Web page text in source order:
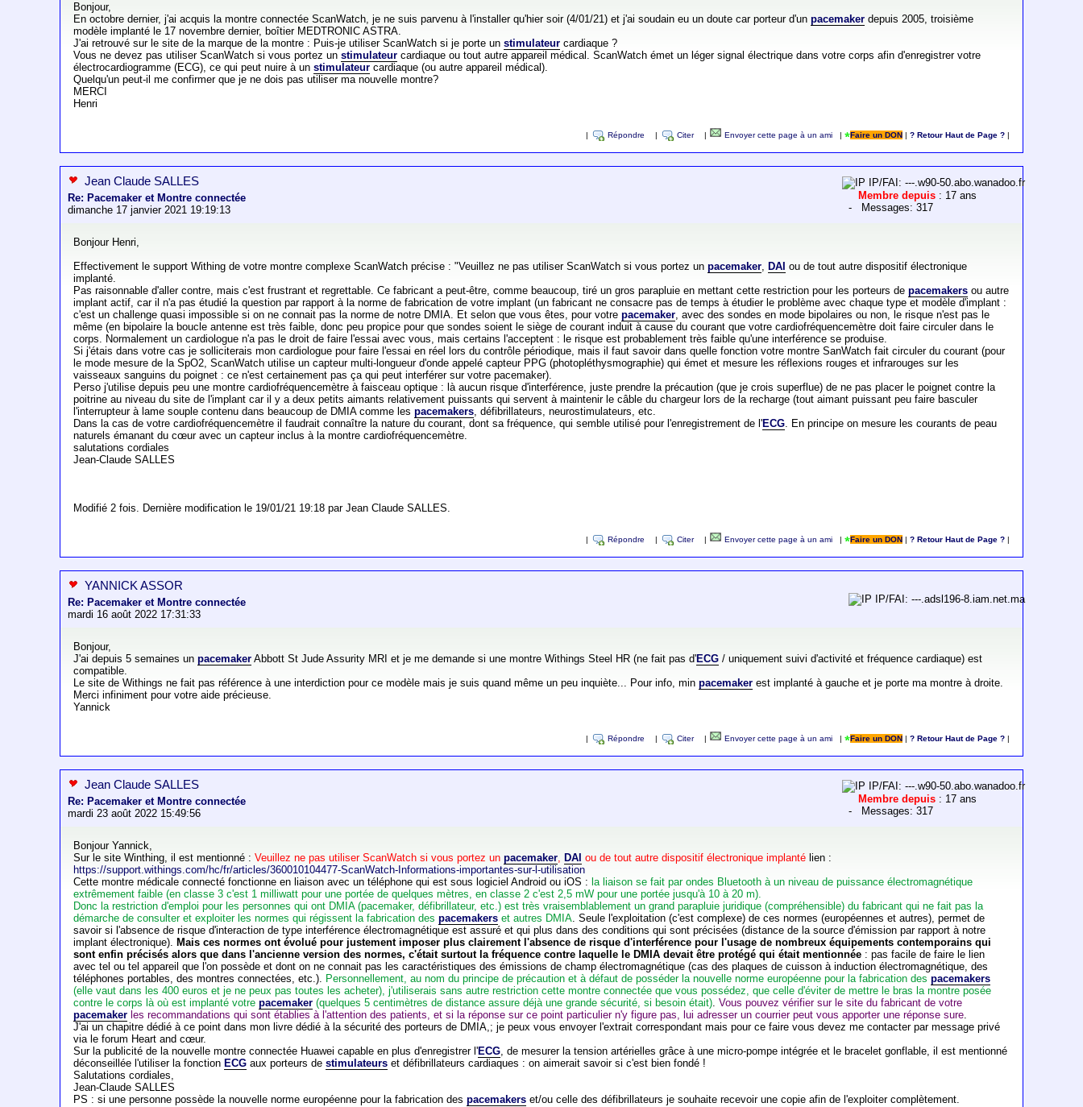
Bonjour,
En octobre dernier, j'ai acquis la montre connectée ScanWatch, je ne suis parvenu à l'installer qu'hier soir (4/01/21) et j'ai soudain eu un doute car porteur d'unpacemaker depuis 2005, troisième
modèle implanté le 17 novembre dernier, boîtier MEDTRONIC ASTRA.
J'ai retrouvé sur le site de la marque de la montre : Puis-je utiliser ScanWatch si je porte unstimulateur cardiaque ?
Vous ne devez pas utiliser ScanWatch si vous portez unstimulateur cardiaque ou tout autre appareil médical. ScanWatch émet un léger signal électrique dans votre corps afin d'enregistrer votre
électrocardiogramme (ECG), ce qui peut nuire à unstimulateur cardiaque (ou autre appareil médical).
Quelqu'un peut-il me confirmer que je ne dois pas utiliser ma nouvelle montre?
MERCI
Henri
Répondre Citer Envoyer cette page à un ami| Faire un DON ? Retour Haut de Page ?|
Jean Claude SALLES
Re: Pacemaker et Montre connectée
dimanche 17 janvier 2021 19:19:13
IP/FAI: ---.w90-50.abo.wanadoo.fr
Membre depuis : 17 ans
- Messages: 317
Bonjour Henri,
Effectivement le support Withing de votre montre complexe ScanWatch précise : "Veuillez ne pas utiliser ScanWatch si vous portez unpacemaker, DAI ou de tout autre dispositif électronique
implanté.
Pas raisonnable d'aller contre, mais c'est frustrant et regrettable. Ce fabricant a peut-être, comme beaucoup, tiré un gros parapluie en mettant cette restriction pour les porteurs depacemakers ou autre
implant actif, car il n'a pas étudié la question par rapport à la norme de fabrication de votre implant (un fabricant ne consacre pas de temps à étudier le problème avec chaque type et modèle d'implant :
c'est un challenge quasi impossible si on ne connait pas la norme de notre DMIA. Et selon que vous êtes, pour votrepacemaker, avec des sondes en mode bipolaires ou non, le risque n'est pas le
même (en bipolaire la boucle antenne est très faible, donc peu propice pour que sondes soient le siège de courant induit à cause du courant que votre cardiofréquencemètre doit faire circuler dans le
corps. Normalement un cardiologue n'a pas le droit de faire l'essai avec vous, mais certains l'acceptent : le risque est probablement très faible qu'une interférence se produise.
Si j'étais dans votre cas je solliciterais mon cardiologue pour faire l'essai en réel lors du contrôle périodique, mais il faut savoir dans quelle fonction votre montre SanWatch fait circuler du courant (pour
le mode mesure de la SpO2, ScanWatch utilise un capteur multi-longueur d'onde appelé capteur PPG (photopléthysmographie) qui émet et mesure les réflexions rouges et infrarouges sur les
vaisseaux sanguins du poignet : ce n'est certainement pas ça qui peut interférer sur votre pacemaker).
Perso j'utilise depuis peu une montre cardiofréquencemètre à faisceau optique : là aucun risque d'interférence, juste prendre la précaution (que je crois superflue) de ne pas placer le poignet contre la
poitrine au niveau du site de l'implant car il y a deux petits aimants relativement puissants qui servent à maintenir le câble du chargeur lors de la recharge (tout aimant puissant peu faire basculer
l'interrupteur à lame souple contenu dans beaucoup de DMIA comme lespacemakers, défibrillateurs, neurostimulateurs, etc.
Dans la cas de votre cardiofréquencemètre il faudrait connaître la nature du courant, dont sa fréquence, qui semble utilisé pour l'enregistrement de l'ECG. En principe on mesure les courants de peau
naturels émanant du cœur avec un capteur inclus à la montre cardiofréquencemètre.
salutations cordiales
Jean-Claude SALLES
Modifié 2 fois. Dernière modification le 19/01/21 19:18 par Jean Claude SALLES.
Répondre Citer Envoyer cette page à un ami| Faire un DON ? Retour Haut de Page ?|
YANNICK ASSOR
Re: Pacemaker et Montre connectée
mardi 16 août 2022 17:31:33
IP/FAI: ---.adsl196-8.iam.net.ma
Bonjour,
J'ai depuis 5 semaines unpacemaker Abbott St Jude Assurity MRI et je me demande si une montre Withings Steel HR (ne fait pas d'ECG / uniquement suivi d'activité et fréquence cardiaque) est
compatible.
Le site de Withings ne fait pas référence à une interdiction pour ce modèle mais je suis quand même un peu inquiète... Pour info, minpacemaker est implanté à gauche et je porte ma montre à droite.
Merci infiniment pour votre aide précieuse.
Yannick
Répondre Citer Envoyer cette page à un ami| Faire un DON ? Retour Haut de Page ?|
Jean Claude SALLES
Re: Pacemaker et Montre connectée
mardi 23 août 2022 15:49:56
IP/FAI: ---.w90-50.abo.wanadoo.fr
Membre depuis : 17 ans
- Messages: 317
Bonjour Yannick,
Sur le site Winthing, il est mentionné :Veuillez ne pas utiliser ScanWatch si vous portez unpacemaker, DAI ou de tout autre dispositif électronique implanté lien :
https://support.withings.com/hc/fr/articles/360010104477-ScanWatch-Informations-importantes-sur-l-utilisation
Cette montre médicale connecté fonctionne en liaison avec un téléphone qui est sous logiciel Android ou iOS : la liaison se fait par ondes Bluetooth à un niveau de puissance électromagnétique
extrêmement faible (en classe 3 c'est 1 milliwatt pour une portée de quelques mètres, en classe 2 c'est 2,5 mW pour une portée jusqu'à 10 à 20 m).
Donc la restriction d'emploi pour les personnes qui ont DMIA (pacemaker, défibrillateur, etc.) est très vraisemblablement un grand parapluie juridique (compréhensible) du fabricant qui ne fait pas la
démarche de consulter et exploiter les normes qui régissent la fabrication despacemakers et autres DMIA. Seule l'exploitation (c'est complexe) de ces normes (européennes et autres), permet de
savoir si l'absence de risque d'interaction de type interférence électromagnétique est assuré et qui plus dans des conditions qui sont précisées (distance de la source d'émission par rapport à notre
implant électronique). Mais ces normes ont évolué pour justement imposer plus clairement l'absence de risque d'interférence pour l'usage de nombreux équipements contemporains qui
sont enfin précisés alors que dans l'ancienne version des normes, c'était surtout la fréquence contre laquelle le DMIA devait être protégé qui était mentionnée : pas facile de faire le lien
avec tel ou tel appareil que l'on possède et dont on ne connait pas les caractéristiques des émissions de champ électromagnétique (cas des plaques de cuisson à induction électromagnétique, des
téléphones portables, des montres connectées, etc.). Personnellement, au nom du principe de précaution et à défaut de posséder la nouvelle norme européenne pour la fabrication despacemakers
(elle vaut dans les 400 euros et je ne peux pas toutes les acheter), j'utiliserais sans autre restriction cette montre connectée que vous possédez, que celle d'éviter de mettre le bras la montre posée
contre le corps là où est implanté votrepacemaker (quelques 5 centimètres de distance assure déjà une grande sécurité, si besoin était).Vous pouvez vérifier sur le site du fabricant de votre
pacemaker les recommandations qui sont établies à l'attention des patients, et si la réponse sur ce point particulier n'y figure pas, lui adresser un courrier peut vous apporter une réponse sure.
J'ai un chapitre dédié à ce point dans mon livre dédié à la sécurité des porteurs de DMIA,; je peux vous envoyer l'extrait correspondant mais pour ce faire vous devez me contacter par message privé
via le forum Heart and cœur.
Sur la publicité de la nouvelle montre connectée Huawei capable en plus d'enregistrer l'ECG, de mesurer la tension artérielles grâce à une micro-pompe intégrée et le bracelet gonflable, il est mentionné
déconseillée l'utiliser la fonction ECG aux porteurs destimulateurs et défibrillateurs cardiaques : on aimerait savoir si c'est bien fondé !
Salutations cordiales,
Jean-Claude SALLES
PS : si une personne possède la nouvelle norme européenne pour la fabrication despacemakers et/ou celle des défibrillateurs je souhaite recevoir une copie afin de l'exploiter complètement.